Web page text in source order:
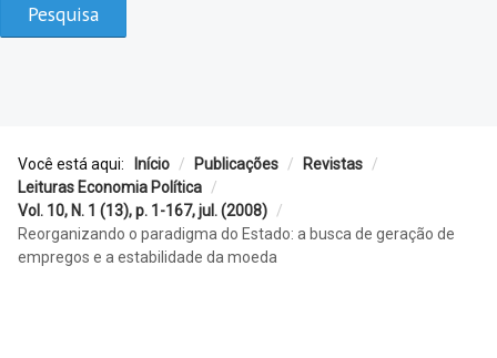
Pesquisa
Você está aqui: Início / Publicações / Revistas /
Leituras Economia Política /
Vol. 10, N. 1 (13), p. 1-167, jul. (2008) /
Reorganizando o paradigma do Estado: a busca de geração de
empregos e a estabilidade da moeda